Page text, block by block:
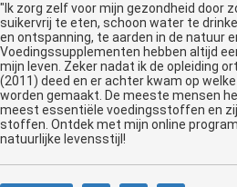
"Ik zorg zelf voor mijn gezondheid door
suikervrij te eten, schoon water te
en ontspanning, te aarden in de natuur
Voedingssupplementen hebben altijd
mijn leven. Zeker nadat ik de opleiding
(2011) deed en er achter kwam op
worden gemaakt. De meeste mensen
meest essentiële voedingsstoffen en
stoffen. Ontdek met mijn online
natuurlijke levensstijl!